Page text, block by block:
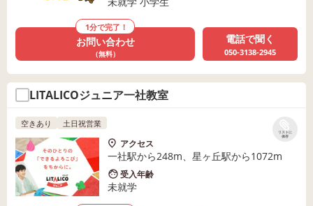
1分で完了！
お問い合わせ
（無料）
電話で聞く
050-3138-2945
LITALICOジュニア一社教室
リストに
保存
空きあり 土日祝営業
アクセス
一社駅から248m、星ヶ丘駅から1072m
受入年齢
未就学